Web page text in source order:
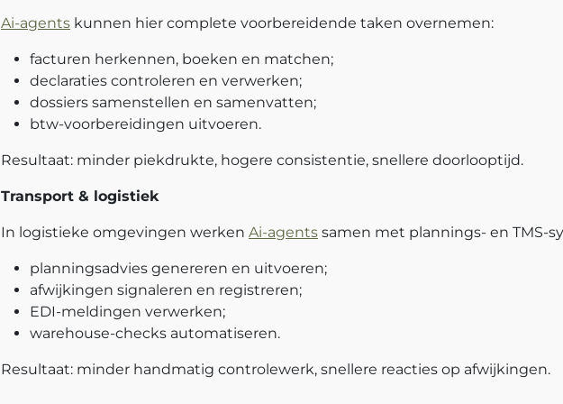
Ai-agents kunnen hier complete voorbereidende taken overnemen:
facturen herkennen, boeken en matchen;
declaraties controleren en verwerken;
dossiers samenstellen en samenvatten;
btw-voorbereidingen uitvoeren.
Resultaat: minder piekdrukte, hogere consistentie, snellere doorlooptijd.
Transport & logistiek
In logistieke omgevingen werken Ai-agents samen met plannings- en TMS-
planningsadvies genereren en uitvoeren;
afwijkingen signaleren en registreren;
EDI-meldingen verwerken;
warehouse-checks automatiseren.
Resultaat: minder handmatig controlewerk, snellere reacties op afwijkingen.